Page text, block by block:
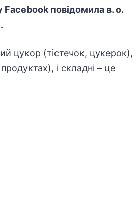
Facebook повідомила в. о.
цукор (тістечок, цукерок),
і складні – це